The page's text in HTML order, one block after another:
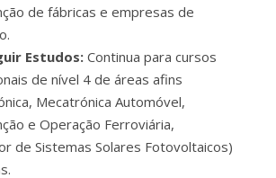
de fábricas e empresas de
Estudos:Continua para cursos
de nível 4 de áreas afins
Mecatrónica Automóvel,
e Operação Ferroviária,
de Sistemas Solares Fotovoltaicos)